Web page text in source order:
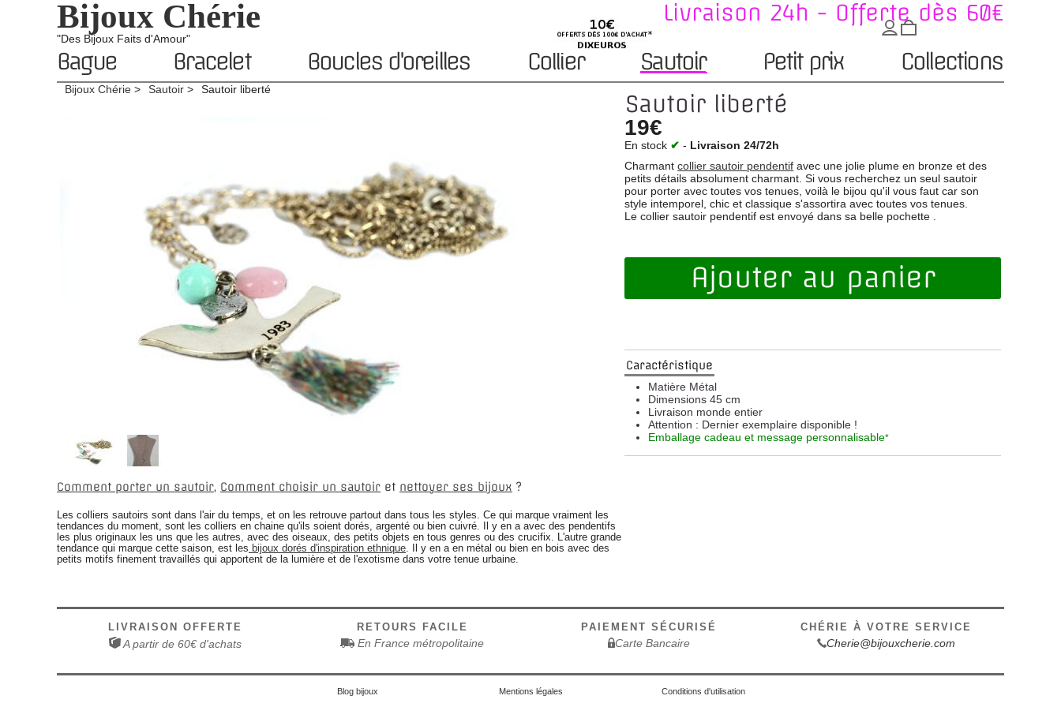
Bijoux Chérie
"Des Bijoux Faits d'Amour"
Bague Bracelet Boucles d'oreilles Collier Sautoir Petit prix Collections
Livraison 24h - Offerte dès 60€
Bijoux Chérie Sautoir Sautoir liberté
Sautoir liberté
19€
En stock ✔ - Livraison 24/72h
Charmantcollier sautoir pendentif avec une jolie plume en bronze et des
petits détails absolument charmant. Si vous recherchez un seul sautoir
pour porter avec toutes vos tenues, voilà le bijou qu'il vous faut car son
style intemporel, chic et classique s'assortira avec toutes vos tenues.
Le collier sautoir pendentif est envoyé dans sa belle pochette .
Ajouter au panier
Caractéristique
Matière Métal
Dimensions 45 cm
Livraison monde entier
Attention : Dernier exemplaire disponible !
Emballage cadeau et message personnalisable*
Comment porter un sautoir, Comment choisir un sautoir et nettoyer ses bijoux ?
Les colliers sautoirs sont dans l'air du temps, et on les retrouve partout dans tous les styles. Ce qui marque vraiment les
tendances du moment, sont les colliers en chaine qu'ils soient dorés, argenté ou bien cuivré. Il y en a avec des pendentifs
les plus originaux les uns que les autres, avec des oiseaux, des petits objets en tous genres ou des crucifix. L'autre grande
tendance qui marque cette saison, est les bijoux dorés d'inspiration ethnique. Il y en a en métal ou bien en bois avec des
petits motifs finement travaillés qui apportent de la lumière et de l'exotisme dans votre tenue urbaine.
LIVRAISON OFFERTE
A partir de 60€ d'achats
RETOURS FACILE
En France métropolitaine
PAIEMENT SÉCURISÉ
Carte Bancaire
CHÉRIE À VOTRE SERVICE
Cherie@bijouxcherie.com
Blog bijoux Mentions légales Conditions d'utilisation